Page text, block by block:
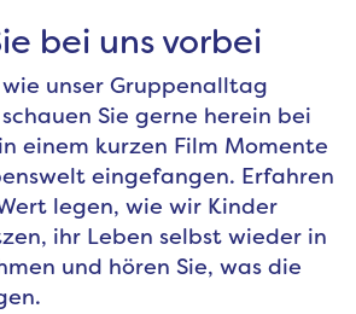
bei uns vorbei
unser Gruppenalltag
Sie gerne herein bei
einem kurzen Film Momente
eingefangen. Erfahren
legen, wie wir Kinder
ihr Leben selbst wieder in
und hören Sie, was die